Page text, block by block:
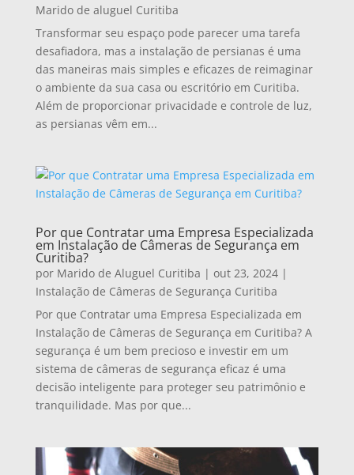
Marido de aluguel Curitiba
Transformar seu espaço pode parecer uma tarefa
desafiadora, mas a instalação de persianas é uma
das maneiras mais simples e eficazes de reimaginar
o ambiente da sua casa ou escritório em Curitiba.
Além de proporcionar privacidade e controle de luz,
as persianas vêm em...
Por que Contratar uma Empresa Especializada
em Instalação de Câmeras de Segurança em
Curitiba?
por Marido de Aluguel Curitiba | out 23, 2024|
Instalação de Câmeras de Segurança Curitiba
Por que Contratar uma Empresa Especializada em
Instalação de Câmeras de Segurança em Curitiba? A
segurança é um bem precioso e investir em um
sistema de câmeras de segurança eficaz é uma
decisão inteligente para proteger seu patrimônio e
tranquilidade. Mas por que...